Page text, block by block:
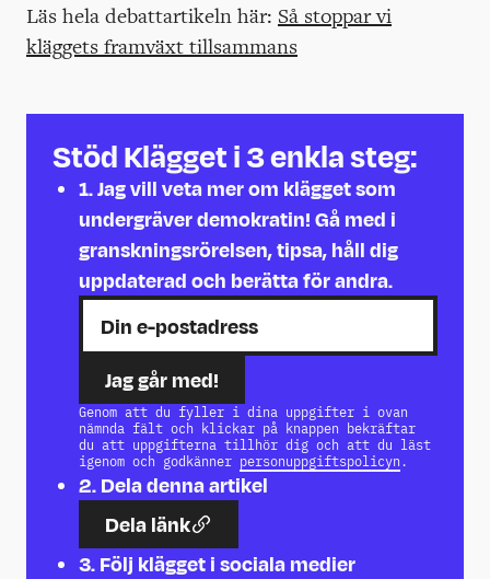
Läs hela debattartikeln här: Så stoppar vi
kläggets framväxt tillsammans
Stöd Klägget i 3 enkla steg:
1.Jag vill veta mer om klägget som
undergräver demokratin! Gå med i
granskningsrörelsen, tipsa, håll dig
uppdaterad och berätta för andra.
Genom att du fyller i dina uppgifter i ovan
nämnda fält och klickar på knappen bekräftar
du att uppgifterna tillhör dig och att du läst
igenom och godkänner personuppgiftspolicyn .
2. Dela denna artikel
Dela länk
3. Följ klägget i sociala medier